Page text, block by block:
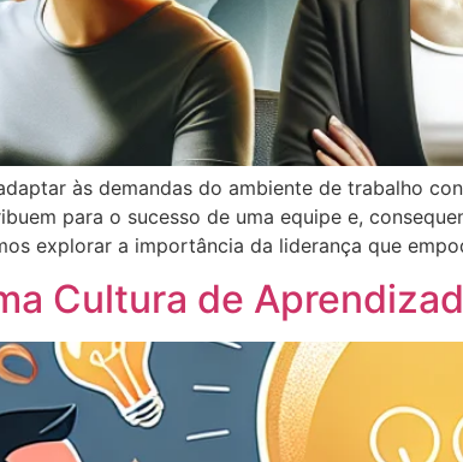
às demandas do ambiente de trabalho
para o sucesso de uma equipe e,
explorar a importância da liderança que
Cultura de